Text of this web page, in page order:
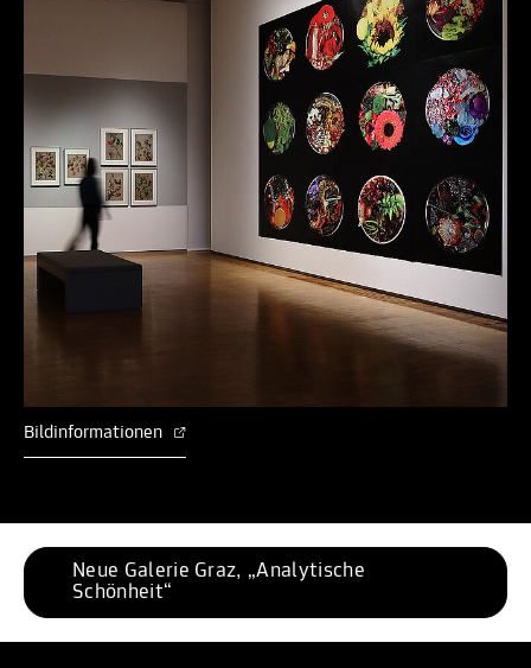
Bildinformationen
Neue Galerie Graz, „Analytische
Schönheit“